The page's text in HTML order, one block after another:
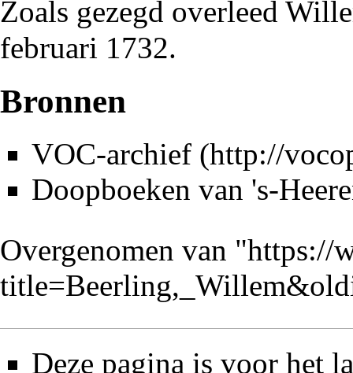
Zoals gezegd overleed
februari 1732.
Bronnen
VOC-archief
Doopboeken van 's-
Overgenomen van "https://
Deze pagina is voor het